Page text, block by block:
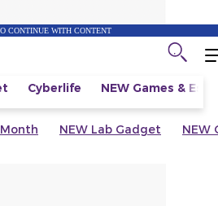
CONTINUE WITH CONTENT
Cyberlife NEW Games &
NEW Lab Gadget NEW